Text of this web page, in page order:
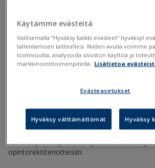
Arvosanojen
Wilmassa
Opettajat voivat syöttää opiskelijoiden
kautta. Arviointitiedot tallentuvat
opintorekisteriotteisiin.
Käytämme evästeitä
Valitsemalla “Hyväksy kaikki evästeet” hyväksyt
tallentamisen laitteellesi. Niiden avulla voimme
toimivuutta, analysoida sivuston käyttöä ja
markkinointitoimenpiteitä. Lisätietoa
Evästeasetukset
Hyväksy välttämättömät Hyväksy